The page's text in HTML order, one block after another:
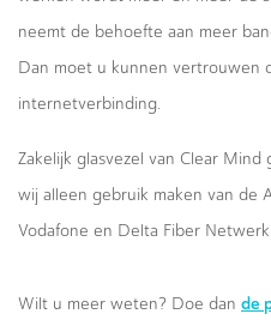
neemt de behoefte aan meer
Dan moet u kunnen vertrouwen
internetverbinding.
Zakelijk glasvezel van Clear
wij alleen gebruik maken van de
Vodafone en Delta Fiber Netwerk.
Wilt u meer weten? Doe dan de